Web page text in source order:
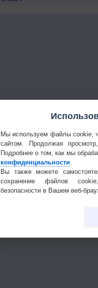
Мы используем файлы cookie,
сайтом. Продолжая
Подробнее о том, как мы
конфиденциальности.
Вы также можете
сохранение файлов
безопасности в Вашем веб-